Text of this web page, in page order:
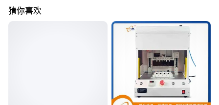
猜你喜欢